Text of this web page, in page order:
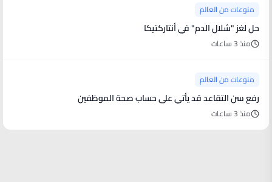
منوعات من العالم
حل لغز "شلال الدم" في أنتاركتيكا
منذ 3 ساعات
منوعات من العالم
رفع سن التقاعد قد يأتي على حساب صحة الموظفين
منذ 3 ساعات